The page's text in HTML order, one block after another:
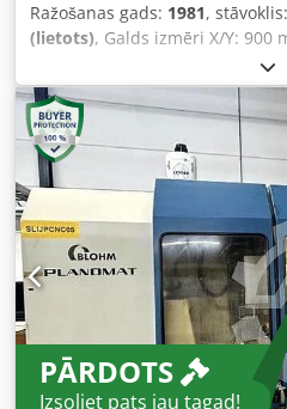
Ražošanas gads: 1981, stāvoklis:
(lietots), Galds izmēri X/Y: 900
slīpēšanas garums: 900 mm,
platums: 350 mm,
vārpstas asīm: 575 mm,
maksimālā galda gareniskā/
/ 300 mm, slīpēšanas
slīpripas ārējais diametrs min./
urbuma diametrs 400 mm ripai:
X/Y: apmēram 1100 mm / 1100
Pieejama dokumentācija.
Cedpfx Aksx Tul Ueajrf
PĀRDOTS
Izsoliet pats jau tagad!